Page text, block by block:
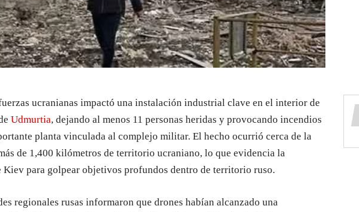
ucranianas impactó una instalación industrial clave en el interior de
Udmurtia, dejando al menos 11 personas heridas y provocando incendios
planta vinculada al complejo militar. El hecho ocurrió cerca de la
de 1,400 kilómetros de territorio ucraniano, lo que evidencia la
Kiev para golpear objetivos profundos dentro de territorio ruso.
regionales rusas informaron que drones habían alcanzado una